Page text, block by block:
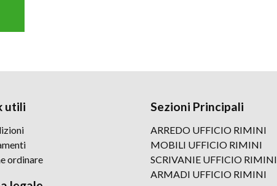
utili
ordinare
Sezioni Principali
ARREDO UFFICIO RIMINI
MOBILI UFFICIO RIMINI
SCRIVANIE UFFICIO RIMINI
ARMADI UFFICIO RIMINI